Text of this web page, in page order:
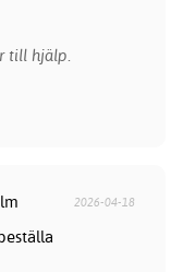
till hjälp.
2026-04-18